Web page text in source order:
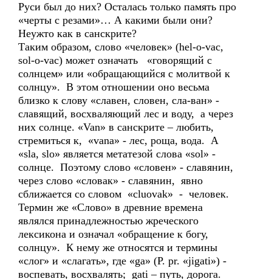
Руси был до них? Осталась только память про
«черты с резами»… А какими были они?
Неужто как в санскрите?
Таким образом, слово «человек» (hel-o-vac,
sol-o-vac) может означать «говорящий с
солнцем» или «обращающийся с молитвой к
солнцу». В этом отношении оно весьма
близко к слову «славен, словен, сла-ван» -
славящий, восхваляющий лес и воду, а через
них солнце. «Van» в санскрите – любить,
стремиться к, «vana» - лес, роща, вода. А
«sla, slo» является метатезой слова «sol» -
солнце. Поэтому слово «словен» - славянин,
через слово «словак» - славянин, явно
сближается со словом «cluovak» - человек.
Термин же «Слово» в древние времена
являлся принадлежностью жреческого
лексикона и означал «обращение к богу,
солнцу». К нему же относятся и термины
«слог» и «слагать», где «ga» (P. pr. «jigati») -
воспевать, восхвалять; gati – путь, дорога.